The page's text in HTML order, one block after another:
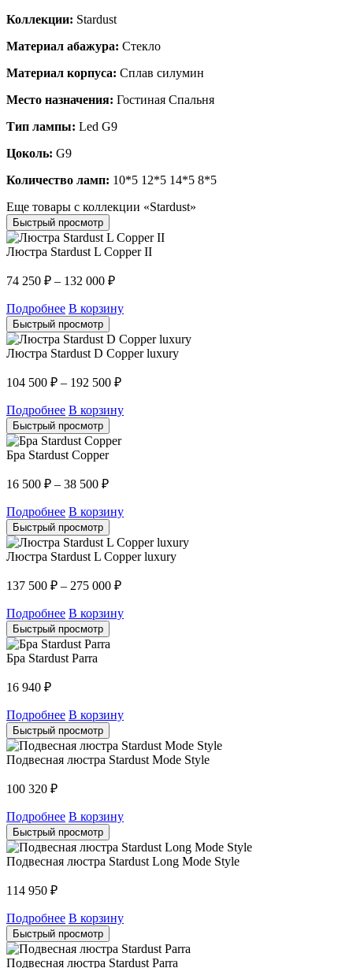
Коллекции: Stardust
Материал абажура: Стекло
Материал корпуса: Сплав силумин
Место назначения: Гостиная Спальня
Тип лампы: Led G9
Цоколь: G9
Количество ламп: 10*5 12*5 14*5 8*5
Еще товары с коллекции «Stardust»
Быстрый просмотр
Люстра Stardust L Copper II
74 250 ₽ – 132 000 ₽
Подробнее В корзину
Быстрый просмотр
Люстра Stardust D Copper luxury
104 500 ₽ – 192 500 ₽
Подробнее В корзину
Быстрый просмотр
Бра Stardust Copper
16 500 ₽ – 38 500 ₽
Подробнее В корзину
Быстрый просмотр
Люстра Stardust L Copper luxury
137 500 ₽ – 275 000 ₽
Подробнее В корзину
Быстрый просмотр
Бра Stardust Parra
16 940 ₽
Подробнее В корзину
Быстрый просмотр
Подвесная люстра Stardust Mode Style
100 320 ₽
Подробнее В корзину
Быстрый просмотр
Подвесная люстра Stardust Long Mode Style
114 950 ₽
Подробнее В корзину
Быстрый просмотр
Подвесная люстра Stardust Parra